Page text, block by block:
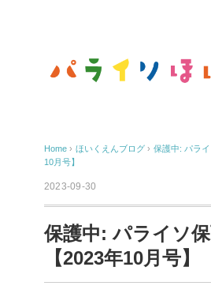
Home › ほいくえんブログ › 保護中: パラ
10月号】
2023-09-30
保護中: パライソ
【2023年10月号】